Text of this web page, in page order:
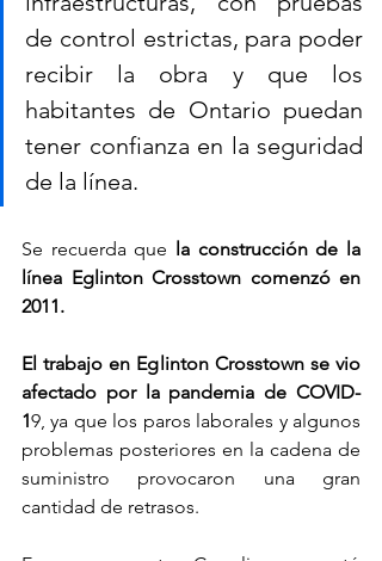
de control estrictas, para poder
recibir la obra y que los
habitantes de Ontario puedan
tener confianza en la seguridad
de la línea.
Se recuerda que la construcción de la
línea Eglinton Crosstown comenzó en
2011.
El trabajo en Eglinton Crosstown se vio
afectado por la pandemia de COVID-
19, ya que los paros laborales y algunos
problemas posteriores en la cadena de
suministro provocaron una gran
cantidad de retrasos.